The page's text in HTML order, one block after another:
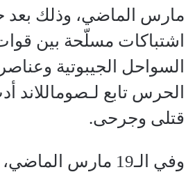
مارس الماضي، وذلك
اشتباكات مسلّحة بين
السواحل الجيبوتية
الحرس تابع
قتلى وجرحى.
وفي الـ19 مارس